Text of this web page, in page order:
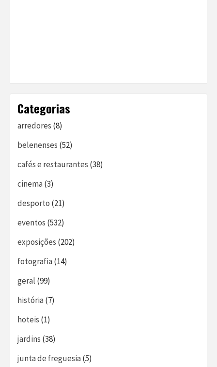
Categorias
arredores (8)
belenenses (52)
cafés e restaurantes (38)
cinema(3)
desporto (21)
eventos (532)
exposições (202)
fotografia(14)
geral (99)
história(7)
hoteis (1)
jardins (38)
junta de freguesia(5)